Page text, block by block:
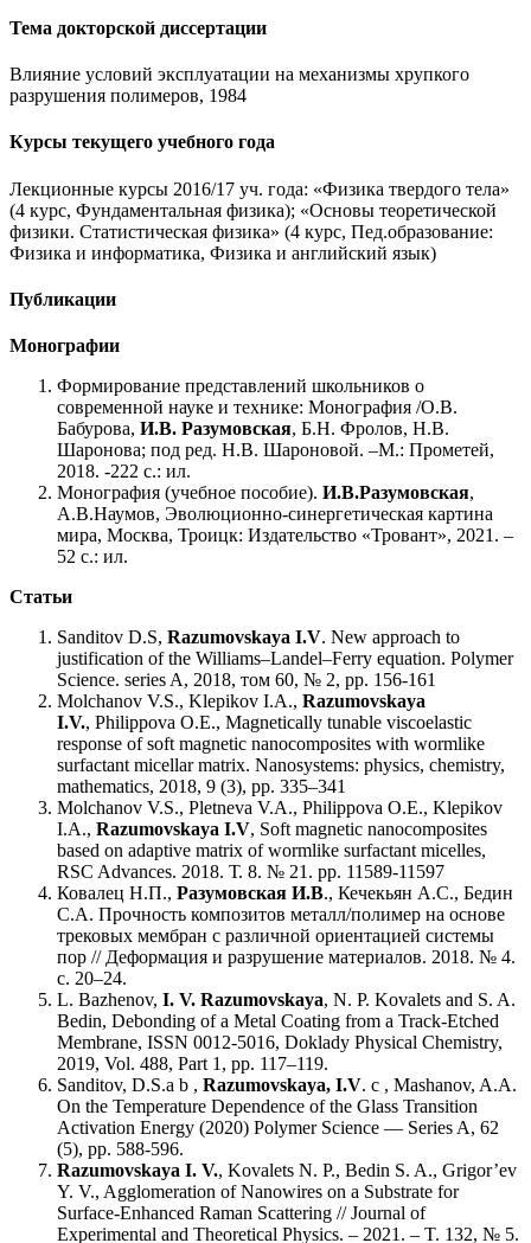
Тема докторской диссертации
Влияние условий эксплуатации на механизмы хрупкого
разрушения полимеров, 1984
Курсы текущего учебного года
Лекционные курсы 2016/17 уч. года: «Физика твердого тела»
(4 курс, Фундаментальная физика); «Основы теоретической
физики. Статистическая физика» (4 курс, Пед.образование:
Физика и информатика, Физика и английский язык)
Публикации
Монографии
Формирование представлений школьников о
современной науке и технике: Монография /О.В.
Бабурова, И.В. Разумовская, Б.Н. Фролов, Н.В.
Шаронова; под ред. Н.В. Шароновой. –М.: Прометей,
2018. -222 с.: ил.
Монография (учебное пособие). И.В.Разумовская,
А.В.Наумов, Эволюционно-синергетическая картина
мира, Москва, Троицк: Издательство «Тровант», 2021. –
52 с.: ил.
Статьи
Sanditov D.S, Razumovskaya I.V. New approach to
justification of the Williams–Landel–Ferry equation. Polymer
Science. series A, 2018, том 60, № 2, pp. 156-161
Molchanov V.S., Klepikov I.A., Razumovskaya
I.V., Philippova O.E., Magnetically tunable viscoelastic
response of soft magnetic nanocomposites with wormlike
surfactant micellar matrix. Nanosystems: physics, chemistry,
mathematics, 2018, 9 (3), pp. 335–341
Molchanov V.S., Pletneva V.A., Philippova O.E., Klepikov
I.A., Razumovskaya I.V, Soft magnetic nanocomposites
based on adaptive matrix of wormlike surfactant micelles,
RSC Advances. 2018. Т. 8. № 21. pp. 11589-11597
Ковалец Н.П., Разумовская И.В., Кечекьян А.С., Бедин
С.А. Прочность композитов металл/полимер на основе
трековых мембран с различной ориентацией системы
пор // Деформация и разрушение материалов. 2018. № 4.
с. 20–24.
L. Bazhenov, I. V. Razumovskaya, N. P. Kovalets and S. A.
Bedin, Debonding of a Metal Coating from a Track-Etched
Membrane, ISSN 0012-5016, Doklady Physical Chemistry,
2019, Vol. 488, Part 1, pp. 117–119.
Sanditov, D.S.a b , Razumovskaya, I.V. c , Mashanov, A.A.
On the Temperature Dependence of the Glass Transition
Activation Energy (2020) Polymer Science — Series A, 62
(5), pp. 588-596.
Razumovskaya I. V., Kovalets N. P., Bedin S. A., Grigor’ev
Y. V., Agglomeration of Nanowires on a Substrate for
Surface-Enhanced Raman Scattering // Journal of
Experimental and Theoretical Physics. ‒ 2021. ‒ T. 132, № 5.